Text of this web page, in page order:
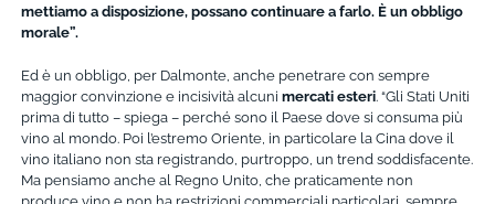
mettiamo a disposizione, possano continuare a farlo. È un obbligo
morale”.
Ed è un obbligo, per Dalmonte, anche penetrare con sempre
maggior convinzione e incisività alcunimercati esteri. “Gli Stati Uniti
prima di tutto – spiega – perché sono il Paese dove si consuma più
vino al mondo. Poi l’estremo Oriente, in particolare la Cina dove il
vino italiano non sta registrando, purtroppo, un trend soddisfacente.
Ma pensiamo anche al Regno Unito, che praticamente non